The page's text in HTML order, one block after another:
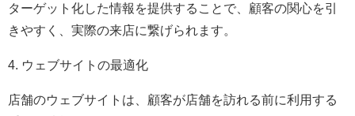
ターゲット化した情報を提供することで、顧客の関心を引
きやすく、実際の来店に繋げられます。
4. ウェブサイトの最適化
店舗のウェブサイトは、顧客が店舗を訪れる前に利用する